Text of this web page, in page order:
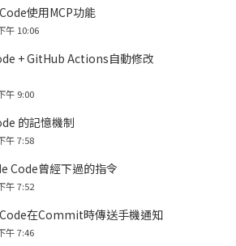
使用MCP功能
午 10:06
+ GitHub Actions自動修改
午 9:00
的記憶機制
午 7:58
Code曾經下過的指令
午 7:52
在Commit時傳送手機通知
午 7:46